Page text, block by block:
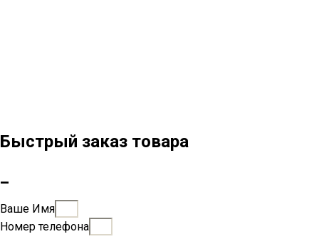
Быстрый заказ товара
Ваше Имя
Номер телефона